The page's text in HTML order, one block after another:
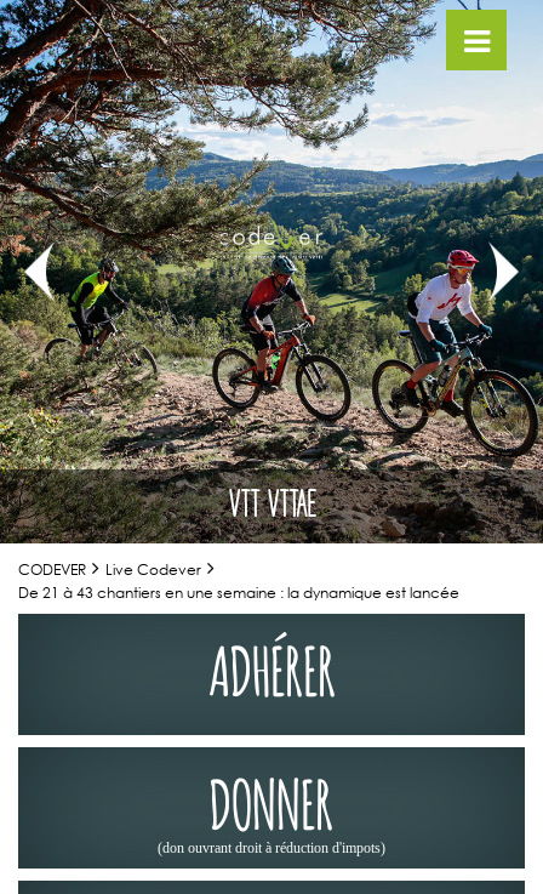
VTT VTTAE
CODEVER
Live Codever
De 21 à 43 chantiers en une semaine : la dynamique est lancée
ADHÉRER
DONNER
(don ouvrant droit à réduction d'impots)